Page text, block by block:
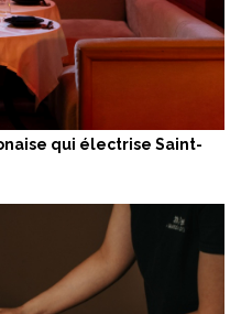
qui électrise Saint-